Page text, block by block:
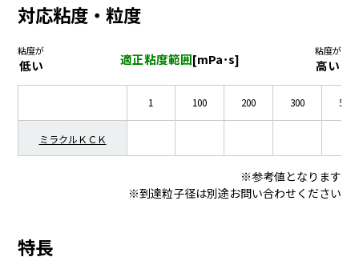
対応粘度・粒度
粘度が
低い 適正粘度範囲[mPa･s] 粘度が
高い
ミラクルＫＣＫ
1 100 200 300 500
※参考値となります
※到達粒子径は別途お問い合わせください
特長